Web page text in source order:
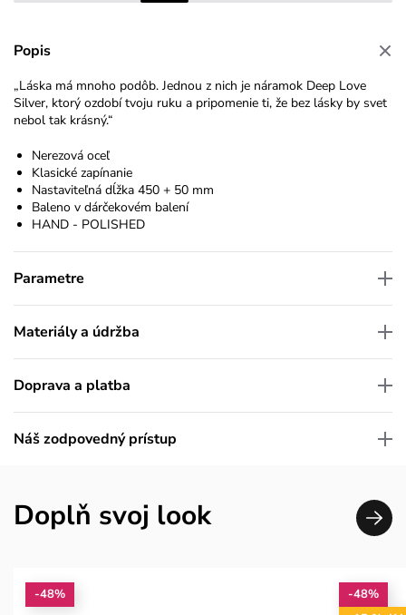
Popis
„Láska má mnoho podôb. Jednou z nich je náramok Deep Love
Silver, ktorý ozdobí tvoju ruku a pripomenie ti, že bez lásky by svet
nebol tak krásný.“
Nerezová oceľ
Klasické zapínanie
Nastaviteľná dĺžka 450 + 50 mm
Baleno v dárčekovém balení
HAND - POLISHED
Parametre
Materiály a údržba
Doprava a platba
Náš zodpovedný prístup
Doplň svoj look
-48%
-48%